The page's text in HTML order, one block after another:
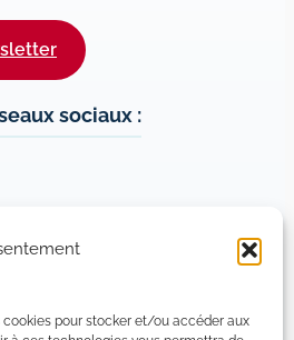
pour stocker et/ou accéder aux
sociaux :